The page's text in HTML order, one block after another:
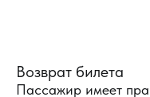
Возврат билета
Пассажир имеет